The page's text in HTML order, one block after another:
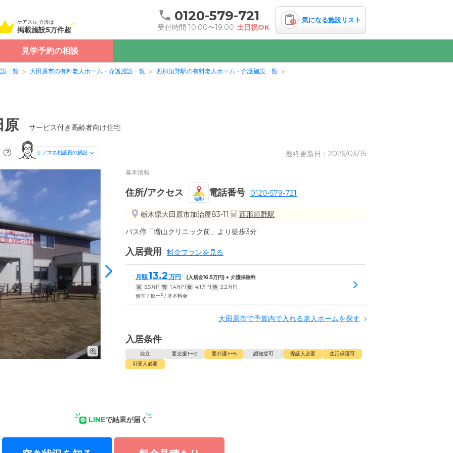
ケアスル 介護は
掲載施設5万件超
0120-579-721
受付時間 10:00〜19:00 土日祝OK
0 気になる施設リスト
見学予約の相談
一覧 大田原市の有料老人ホーム・介護施設一覧 西那須野駅の有料老人ホーム・介護施設一覧
原 サービス付き高齢者向け住宅
? ケアマネ相談員の解説 最終更新日：2026/03/15
基本情報
住所/アクセス
地図
電話番号 0120-579-721
栃木県大田原市加治屋83-11
西那須野駅
バス停「増山クリニック前」より徒歩3分
入居費用 料金プランを見る
月額13.2 万円 (入居金16.5万円) + 介護保険料
家 5.5万円 管 1.4万円 食 4.1万円 他 2.2万円
個室 / 18m2 / 基本料金
大田原市で予算内で入れる老人ホームを探す
入居条件
自立 要支援1〜2 要介護1〜5 認知症可 保証人必要
生活保護可
引受人必要
LINEで結果が届く